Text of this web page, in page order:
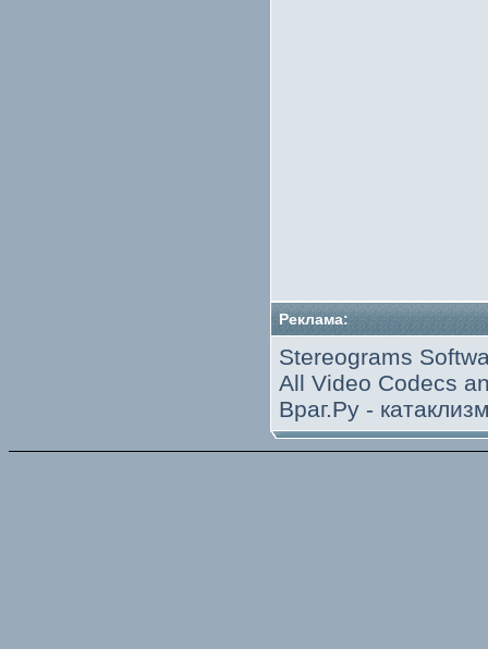
Реклама:
Stereograms
All Video Codecs
Враг.Ру -